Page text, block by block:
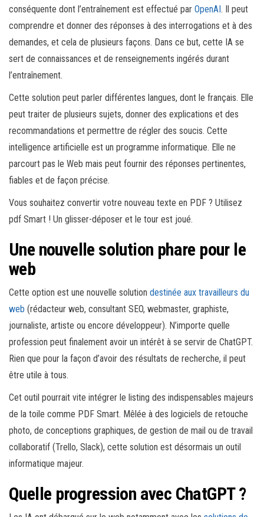
conséquente dont l’entraînement est effectué par OpenAI. Il peut
comprendre et donner des réponses à des interrogations et à des
demandes, et cela de plusieurs façons. Dans ce but, cette IA se
sert de connaissances et de renseignements ingérés durant
l’entraînement.
Cette solution peut parler différentes langues, dont le français. Elle
peut traiter de plusieurs sujets, donner des explications et des
recommandations et permettre de régler des soucis. Cette
intelligence artificielle est un programme informatique. Elle ne
parcourt pas le Web mais peut fournir des réponses pertinentes,
fiables et de façon précise.
Vous souhaitez convertir votre nouveau texte en PDF ? Utilisez
pdf Smart ! Un glisser-déposer et le tour est joué.
Une nouvelle solution phare pour le
web
Cette option est une nouvelle solution destinée aux travailleurs du
web (rédacteur web, consultant SEO, webmaster, graphiste,
journaliste, artiste ou encore développeur). N’importe quelle
profession peut finalement avoir un intérêt à se servir de ChatGPT.
Rien que pour la façon d’avoir des résultats de recherche, il peut
être utile à tous.
Cet outil pourrait vite intégrer le listing des indispensables majeurs
de la toile comme PDF Smart. Mêlée à des logiciels de retouche
photo, de conceptions graphiques, de gestion de mail ou de travail
collaboratif (Trello, Slack), cette solution est désormais un outil
informatique majeur.
Quelle progression avec ChatGPT ?